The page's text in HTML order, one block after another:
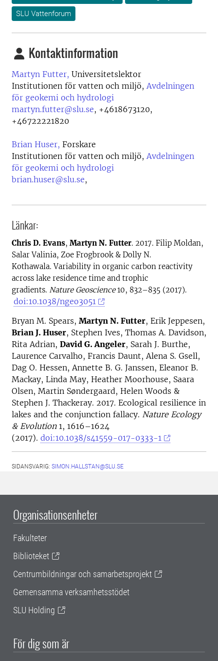
SLU Vattenforum
Kontaktinformation
Martyn Futter, Universitetslektor
Institutionen för vatten och miljö, Avdelningen
för geokemi och hydrologi
martyn.futter@slu.se, +4618673120,
+46722221820
Brian Huser, Forskare
Institutionen för vatten och miljö, Avdelningen
för geokemi och hydrologi
brian.huser@slu.se,
Länkar:
Chris D. Evans, Martyn N. Futter. 2017. Filip Moldan,
Salar Valinia, Zoe Frogbrook & Dolly N.
Kothawala. Variability in organic carbon reactivity
across lake residence time and trophic
gradients. Nature Geoscience10, 832–835 (2017).
doi:10.1038/ngeo3051
Bryan M. Spears, Martyn N. Futter, Erik Jeppesen,
Brian J. Huser, Stephen Ives, Thomas A. Davidson,
Rita Adrian, David G. Angeler, Sarah J. Burthe,
Laurence Carvalho, Francis Daunt, Alena S. Gsell,
Dag O. Hessen, Annette B. G. Janssen, Eleanor B.
Mackay, Linda May, Heather Moorhouse, Saara
Olsen, Martin Søndergaard, Helen Woods &
Stephen J. Thackeray. 2017. Ecological resilience in
lakes and the conjunction fallacy. Nature Ecology
& Evolution1, 1616–1624
(2017). doi:10.1038/s41559-017-0333-1
SIDANSVARIG: SIMON.HALLSTAN@SLU.SE
Organisationsenheter
Fakulteter
Biblioteket
Centrumbildningar och samarbetsprojekt
Gemensamma verksamhetsstödet
SLU Holding
För dig som är